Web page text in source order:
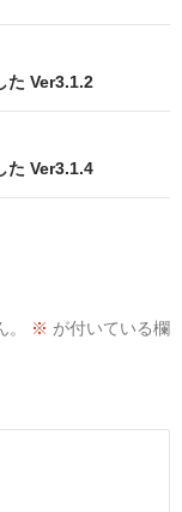
た Ver3.1.2
た Ver3.1.4
※ が付いている欄